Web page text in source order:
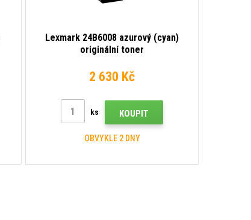
Lexmark 24B6008 azurový (cyan)
originální toner
2 630 Kč
ks KOUPIT
OBVYKLE 2 DNY